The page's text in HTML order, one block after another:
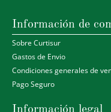
Información de
Sobre Curtisur
Gastos de Envio
Condiciones generales de
Pago Seguro